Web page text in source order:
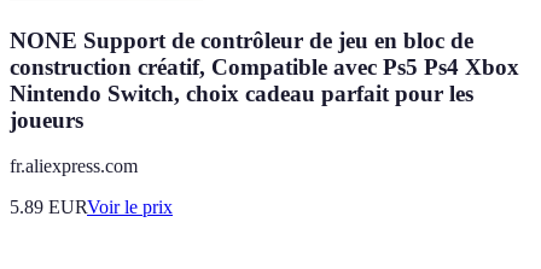
NONE Support de contrôleur de jeu en bloc de
construction créatif, Compatible avec Ps5 Ps4 Xbox
Nintendo Switch, choix cadeau parfait pour les
joueurs
fr.aliexpress.com
5.89 EURVoir le prix